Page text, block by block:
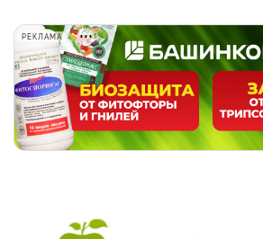
РЕКЛАМА